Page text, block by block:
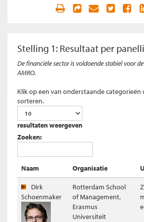
Stelling 3
ABN AMRO is financieel nog niet sterk
zelfstandige partij mogelijke tegenslagen
leverage ratio van 3,5%.
Resultaat (gewogen voor
Stelling 1: Resultaat per
De financiële sector is voldoende stabiel voor
AMRO.
Klik op een van onderstaande
sorteren.
resultaten weergeven
Zoeken:
Naam Organisatie
Dirk
Schoenmaker
Rotterdam School
of Management,
Erasmus
Universiteit